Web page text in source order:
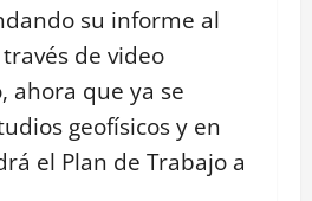
su informe al
de video
ahora que ya se
geofísicos y en
el Plan de Trabajo a